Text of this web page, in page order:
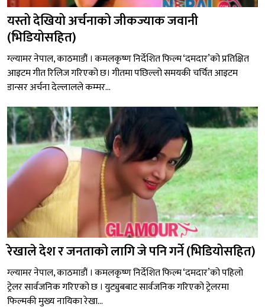
यस्तो देखियो अर्चनाको जीकज्याक जवानी
(भिडियोसहित)
ग्ल्यामर नेपाल, काठमाडौं । कमलकृष्ण निर्देशित फिल्म ‘दमदार’को प्रतिक्षित
आइटम गीत रिलिज गरिएको छ। गीतमा पछिल्लो समयकी चर्चित आइटम
डान्सर अर्चना देल्लालले कम्मर...
रेखाले देश र जनताको लागि जे पनि गर्ने (भिडियोसहित)
ग्ल्यामर नेपाल, काठमाडौं । कमलकृष्ण निर्देशित फिल्म ‘दमदार’को पहिलो
ट्रेलर सार्वजनिक गरिएको छ । युट्युबबाट सार्वजनिक गरिएको ट्रेलरमा
फिल्मकी मुख्य नायिका रेखा...